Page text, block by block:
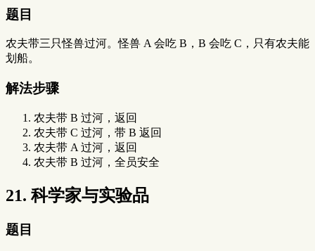
题目
农夫带三只怪兽过河。怪兽 A 会吃 B，B 会吃 C，只有农夫能
划船。
解法步骤
农夫带 B 过河，返回
农夫带 C 过河，带 B 返回
农夫带 A 过河，返回
农夫带 B 过河，全员安全
21. 科学家与实验品
题目